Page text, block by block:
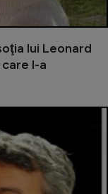
lui Leonard
l-a